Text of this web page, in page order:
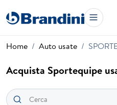
Home Auto usate
Acquista Sportequipe